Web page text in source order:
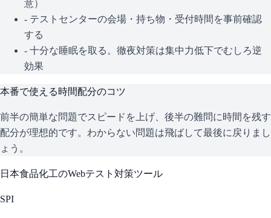
意）
- テストセンターの会場・持ち物・受付時間を事前確認
する
- 十分な睡眠を取る。徹夜対策は集中力低下でむしろ逆
効果
本番で使える時間配分のコツ
前半の簡単な問題でスピードを上げ、後半の難問に時間を残す
配分が理想的です。わからない問題は飛ばして最後に戻りまし
ょう。
日本食品化工のWebテスト対策ツール
SPI